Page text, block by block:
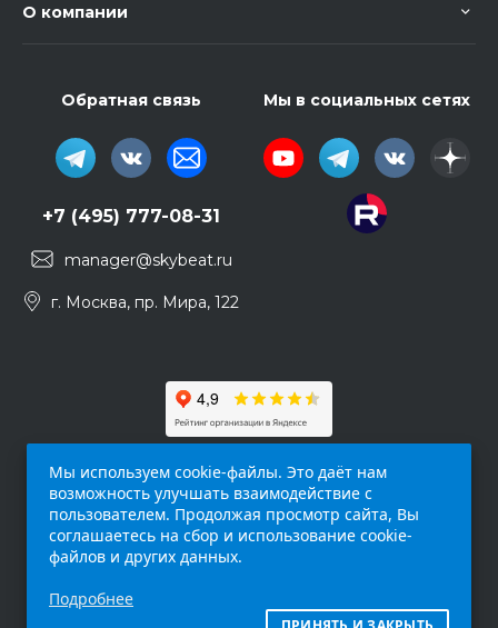
О компании
Обратная связь
+7 (495) 777-08-31
manager@skybeat.ru
г. Москва, пр. Мира, 122
Мы в социальных сетях
интернет-сайт (
исключительно информационный характер и
Мы используем cookie-файлы. Это даёт нам
возможность улучшать взаимодействие с
пользователем. Продолжая просмотр сайта, Вы
соглашаетесь на сбор и использование cookie-
файлов и других данных.
Подробнее